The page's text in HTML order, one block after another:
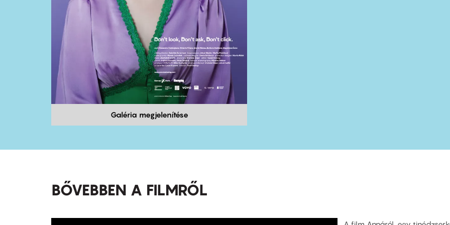
Galéria megjelenítése
BŐVEBBEN A FILMRŐL